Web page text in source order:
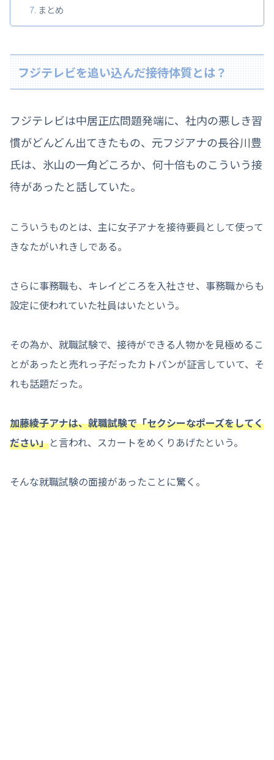
まとめ
フジテレビを追い込んだ接待体質とは？
フジテレビは中居正広問題発端に、社内の悪しき習
慣がどんどん出てきたもの、元フジアナの長谷川豊
氏は、氷山の一角どころか、何十倍ものこういう接
待があったと話していた。
こういうものとは、主に女子アナを接待要員として使って
きなたがいれきしである。
さらに事務職も、キレイどころを入社させ、事務職からも
設定に使われていた社員はいたという。
その為か、就職試験で、接待ができる人物かを見極めるこ
とがあったと売れっ子だったカトパンが証言していて、そ
れも話題だった。
加藤綾子アナは、就職試験で「セクシーなポーズをしてく
ださい」と言われ、スカートをめくりあげたという。
そんな就職試験の面接があったことに驚く。